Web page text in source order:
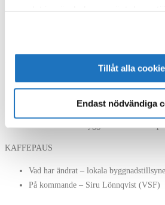
Tillåt alla
Endast nödvändiga
kl. 12:30-16:00
Öppning – Joakim Högström (SBIF)
KAFFEPAUS
Vad har ändrat – lokala
På kommande – Siru Lönnqvist (VSF)